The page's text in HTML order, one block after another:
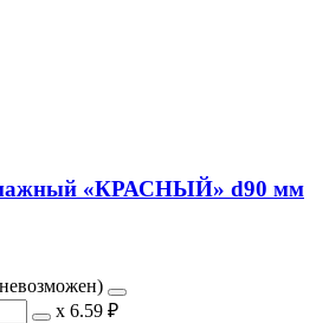
«КРАСНЫЙ» d90 мм
х 6.59 ₽